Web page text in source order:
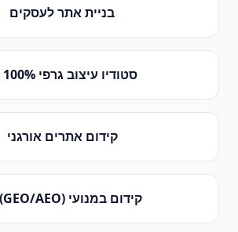
בניית אתר לעסקים
סטודיו עיצוב גרפי 100% AI
קידום אתרים אורגני
קידום במנועי AI (GEO/AEO)